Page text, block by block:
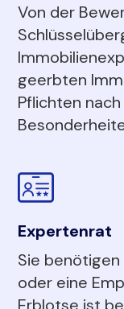
Von der
geerbten
Pflichten
Expertenrat
Sie
oder eine
Erblotse ist